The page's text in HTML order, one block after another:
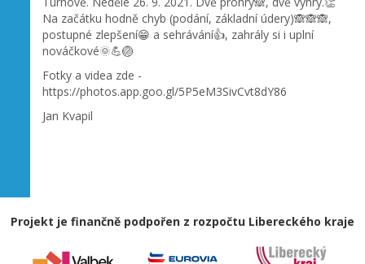
Na začátku hodně chyb (podání, základní údery)🙈🙈🙈,
postupné zlepšení😁 a sehrávání👍, zahrály si i uplní
nováčkové🌞💪🏐
Fotky a videa zde -
https://photos.app.goo.gl/5P5eM3SivCvt8dY86
Jan Kvapil
Projekt je finančně podpořen z rozpočtu Libereckého kraje